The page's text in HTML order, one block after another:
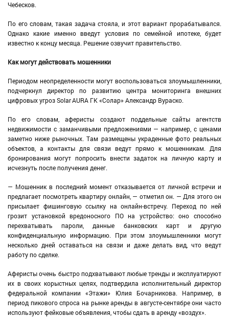
Чебесков.
По его словам, такая задача стояла, и этот вариант прорабатывался.
Однако какие именно введут условия по семейной ипотеке, будет
известно к концу месяца. Решение озвучит правительство.
Как могут действовать мошенники
Периодом неопределенности могут воспользоваться злоумышленники,
подчеркнул директор по развитию центра мониторинга внешних
цифровых угроз Solar AURA ГК «Солар» Александр Вураско.
По его словам, аферисты создают поддельные сайты агентств
недвижимости с заманчивыми предложениями — например, с ценами
заметно ниже рыночных. Там размещены украденные фото реальных
объектов, а контакты для связи ведут прямо к мошенникам. Для
бронирования могут попросить внести задаток на личную карту и
исчезнуть после получения денег.
— Мошенник в последний момент отказывается от личной встречи и
предлагает посмотреть квартиру онлайн, — отметил он. — Для этого он
присылает фишинговую ссылку на онлайн-встречу. Переход по ней
грозит установкой вредоносного ПО на устройство: оно способно
перехватывать пароли, данные банковских карт и другую
конфиденциальную информацию. При этом злоумышленники могут
несколько дней оставаться на связи и даже делать вид, что ведут
работу по сделке.
Аферисты очень быстро подхватывают любые тренды и эксплуатируют
их в своих корыстных целях, подтвердила исполнительный директор
федеральной компании «Этажи» Юлия Бочарникова. Например, в
период пикового спроса на рынке аренды в августе-сентябре они часто
используют фейковые объявления, чтобы сдать в аренду «воздух».